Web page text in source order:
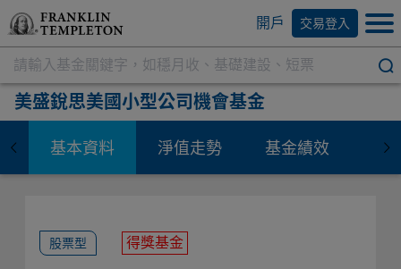
開戶 交易登入
美盛銳思美國小型公司機會基金
基本資料 淨值走勢 基金績效 資
股票型 得獎基金